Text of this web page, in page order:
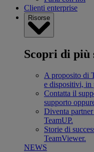
Clienti enterprise
Risorse
Scopri di più
A proposito di
e dispositivi, in
Contatta il
supporto
Diventa partner
TeamUP.
Storie di
TeamViewer.
NEWS